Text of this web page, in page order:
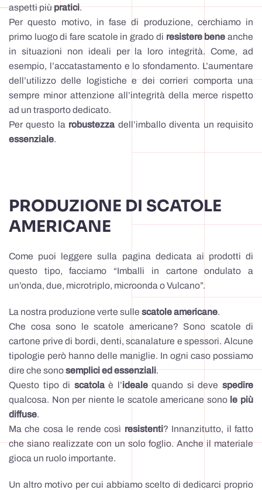
aspetti piùpratici.
Per questo motivo, in fase di produzione, cerchiamo in
primo luogo di fare scatole in grado di resistere beneanche
in situazioni non ideali per la loro integrità. Come, ad
esempio, l’accatastamento e lo sfondamento. L’aumentare
dell’utilizzo delle logistiche e dei corrieri comporta una
sempre minor attenzione all’integrità della merce rispetto
ad un trasporto dedicato.
Per questo la robustezzadell’imballo diventa un requisito
essenziale.
PRODUZIONE DI SCATOLE
AMERICANE
Come puoi leggere sulla pagina dedicata ai prodotti di
questo tipo, facciamo “Imballi in cartone ondulato a
un’onda, due, microtriplo, microonda o Vulcano”.
La nostra produzione verte sulle scatole americane.
Che cosa sono le scatole americane? Sono scatole di
cartone prive di bordi, denti, scanalature e spessori. Alcune
tipologie però hanno delle maniglie. In ogni caso possiamo
dire che sonosemplici ed essenziali.
Questo tipo di scatolaè l’idealequando si devespedire
qualcosa. Non per niente le scatole americane sono le più
diffuse.
Ma che cosa le rende così resistenti? Innanzitutto, il fatto
che siano realizzate con un solo foglio. Anche il materiale
gioca un ruolo importante.
Un altro motivo per cui abbiamo scelto di dedicarci proprio